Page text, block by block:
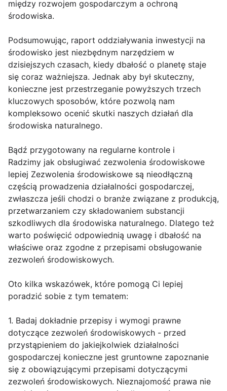
między rozwojem gospodarczym a ochroną
środowiska.
Podsumowując, raport oddziaływania inwestycji na
środowisko jest niezbędnym narzędziem w
dzisiejszych czasach, kiedy dbałość o planetę staje
się coraz ważniejsza. Jednak aby był skuteczny,
konieczne jest przestrzeganie powyższych trzech
kluczowych sposobów, które pozwolą nam
kompleksowo ocenić skutki naszych działań dla
środowiska naturalnego.
Bądź przygotowany na regularne kontrole i
Radzimy jak obsługiwać zezwolenia środowiskowe
lepiej Zezwolenia środowiskowe są nieodłączną
częścią prowadzenia działalności gospodarczej,
zwłaszcza jeśli chodzi o branże związane z produkcją,
przetwarzaniem czy składowaniem substancji
szkodliwych dla środowiska naturalnego. Dlatego też
warto poświęcić odpowiednią uwagę i dbałość na
właściwe oraz zgodne z przepisami obsługowanie
zezwoleń środowiskowych.
Oto kilka wskazówek, które pomogą Ci lepiej
poradzić sobie z tym tematem:
1. Badaj dokładnie przepisy i wymogi prawne
dotyczące zezwoleń środowiskowych - przed
przystąpieniem do jakiejkolwiek działalności
gospodarczej konieczne jest gruntowne zapoznanie
się z obowiązującymi przepisami dotyczącymi
zezwoleń środowiskowych. Nieznajomość prawa nie